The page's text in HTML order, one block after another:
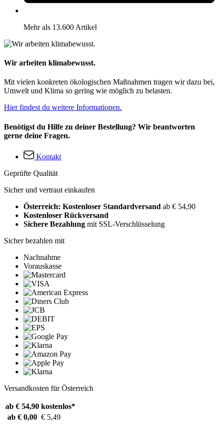
Mehr als 13.600 Artikel
Wir arbeiten klimabewusst.
Mit vielen konkreten ökologischen Maßnahmen tragen wir dazu bei,
Umwelt und Klima so gering wie möglich zu belasten.
Hier findest du weitere Informationen.
Benötigst du Hilfe zu deiner Bestellung? Wir beantworten
gerne deine Fragen.
Kontakt
Geprüfte Qualität
Sicher und vertraut einkaufen
Österreich: Kostenloser Standardversand ab € 54,90
Kostenloser Rückversand
Sichere Bezahlung mit SSL-Verschlüsselung
Sicher bezahlen mit
Nachnahme
Vorauskasse
Versandkosten für Österreich
ab € 54,90 kostenlos*
ab € 0,00 € 5,49